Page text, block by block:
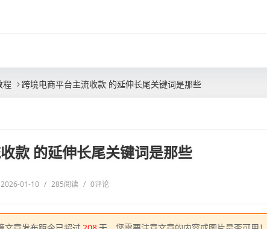
程 跨境电商平台主流收款 的延伸长尾关键词是那些
款 的延伸长尾关键词是那些
2026-01-10 / 285阅读 / 0评论